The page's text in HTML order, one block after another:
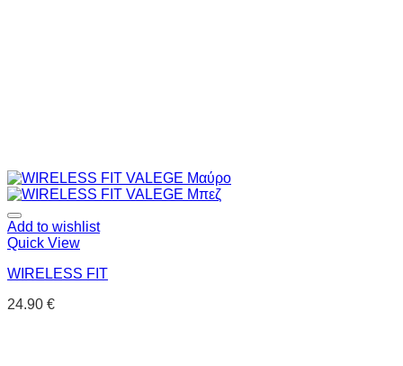
Add to wishlist
Quick View
WIRELESS FIT
24.90 €